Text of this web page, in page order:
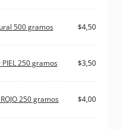
500 gramos $4,50
250 gramos $3,50
250 gramos $4,00